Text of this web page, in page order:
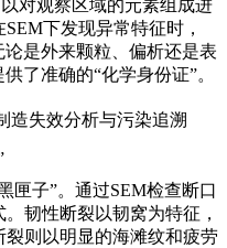
对观察区域的元素组成进
下发现异常特征时，
是外来颗粒、偏析还是表
了准确的“化学身份证”。
造失效分析与污染追溯
匣子”。通过SEM检查断口
韧性断裂以韧窝为特征，
则以明显的海滩纹和疲劳